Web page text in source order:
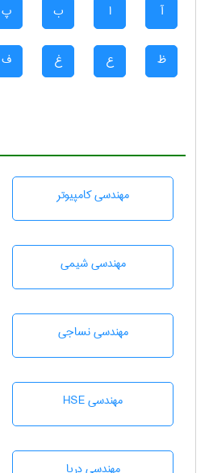
آ ا ب پ
ظ ع غ ف
مهندسی كامپيوتر
مهندسي شيمی
مهندسي نساجی
مهندسی HSE